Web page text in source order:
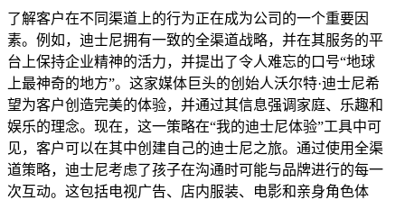
了解客户在不同渠道上的行为正在成为公司的一个重要因
素。例如，迪士尼拥有一致的全渠道战略，并在其服务的平
台上保持企业精神的活力，并提出了令人难忘的口号“地球
上最神奇的地方”。这家媒体巨头的创始人沃尔特·迪士尼希
望为客户创造完美的体验，并通过其信息强调家庭、乐趣和
娱乐的理念。现在，这一策略在“我的迪士尼体验”工具中可
见，客户可以在其中创建自己的迪士尼之旅。通过使用全渠
道策略，迪士尼考虑了孩子在沟通时可能与品牌进行的每一
次互动。这包括电视广告、店内服装、电影和亲身角色体